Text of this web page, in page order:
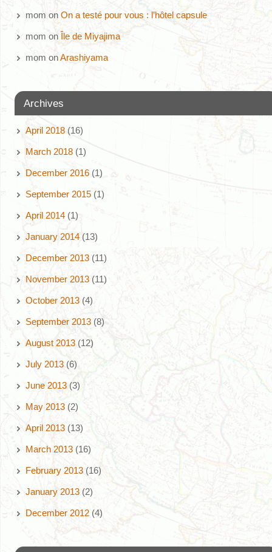
mom on On a testé pour vous : l’hôtel capsule
mom on Île de Miyajima
mom onArashiyama
Archives
April 2018(16)
March 2018(1)
December 2016(1)
September 2015(1)
April 2014(1)
January 2014(13)
December 2013(11)
November 2013(11)
October 2013(4)
September 2013(8)
August 2013(12)
July 2013(6)
June 2013(3)
May 2013(2)
April 2013(13)
March 2013(16)
February 2013(16)
January 2013(2)
December 2012(4)